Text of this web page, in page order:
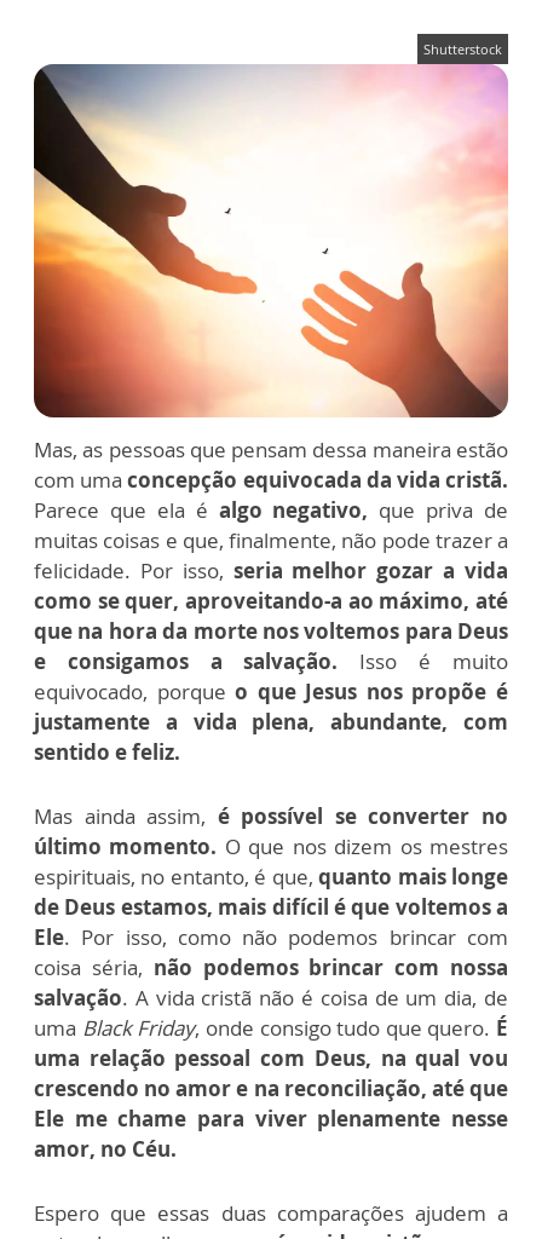
Shutterstock
Mas, as pessoas que pensam dessa maneira estão
com umaconcepção equivocada da vida cristã.
Parece que ela é algo negativo, que priva de
muitas coisas e que, finalmente, não pode trazer a
felicidade. Por isso, seria melhor gozar a vida
como se quer, aproveitando-a ao máximo, até
que na hora da morte nos voltemos para Deus
e consigamos a salvação. Isso é muito
equivocado, porque o que Jesus nos propõe é
justamente a vida plena, abundante, com
sentido e feliz.
Mas ainda assim, é possível se converter no
último momento. O que nos dizem os mestres
espirituais, no entanto, é que,quanto mais longe
de Deus estamos, mais difícil é que voltemos a
Ele. Por isso, como não podemos brincar com
coisa séria, não podemos brincar com nossa
salvação. A vida cristã não é coisa de um dia, de
uma Black Friday, onde consigo tudo que quero. É
uma relação pessoal com Deus, na qual vou
crescendo no amor e na reconciliação, até que
Ele me chame para viver plenamente nesse
amor, no Céu.
Espero que essas duas comparações ajudem a